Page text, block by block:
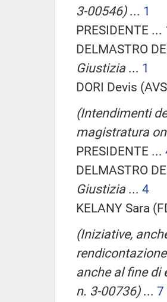
3-00546)... 1
PRESIDENTE ...
DELMASTRO
Giustizia... 1
DORI Devis
(Intendimenti
magistratura
PRESIDENTE ...
DELMASTRO
Giustizia... 4
KELANY Sara
(Iniziative,
anche al fine di
n. 3-00736)... 7